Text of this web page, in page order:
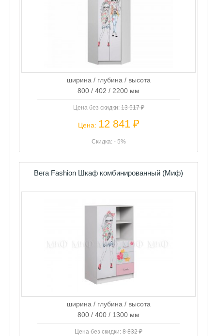
ширина / глубина / высота
800 / 402 / 2200 мм
Цена без скидки:13 517 ₽
Цена: 12 841 ₽
Скидка: - 5%
Вега Fashion Шкаф комбинированный (Миф)
ширина / глубина / высота
800 / 400 / 1300 мм
Цена без скидки: 8 832 ₽